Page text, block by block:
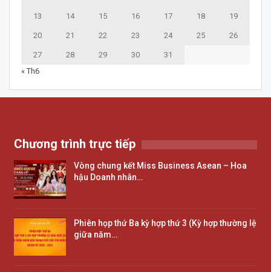
13 14 15 16 17 18 19
20 21 22 23 24 25 26
27 28 29 30
31
« Th6
Chương trình trực tiếp
Vòng chung kết Miss Business Asean – Hoa
hậu Doanh nhân…
Phiên họp thứ Ba kỳ hợp thứ 3 (Kỳ hợp thường lệ
giữa năm…